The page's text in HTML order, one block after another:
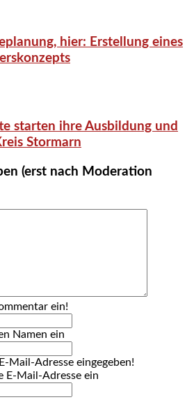
hier: Erstellung eines
starten ihre Ausbildung und
Stormarn
(erst nach Moderation
ein!
Namen ein
Mail-Adresse eingegeben!
E-Mail-Adresse ein